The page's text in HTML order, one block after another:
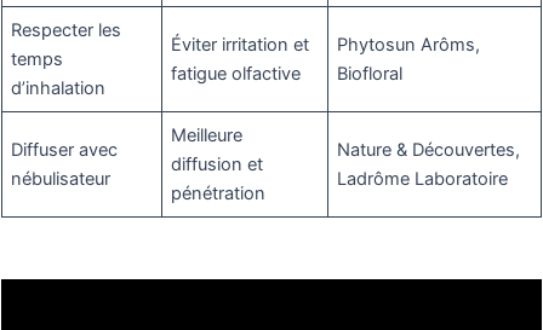
Respecter les
temps
d’inhalation
Éviter irritation et
fatigue olfactive
Phytosun Arôms,
Biofloral
Diffuser avec
nébulisateur
Meilleure
diffusion et
pénétration
Nature & Découvertes,
Ladrôme Laboratoire